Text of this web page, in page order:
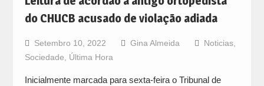
do CHUCB acusado de violação adiada
Setembro 10, 2022 Gina Almeida Noticias,
Sociedade
Última Hora
Inicialmente marcada para sexta-feira o Tribunal de